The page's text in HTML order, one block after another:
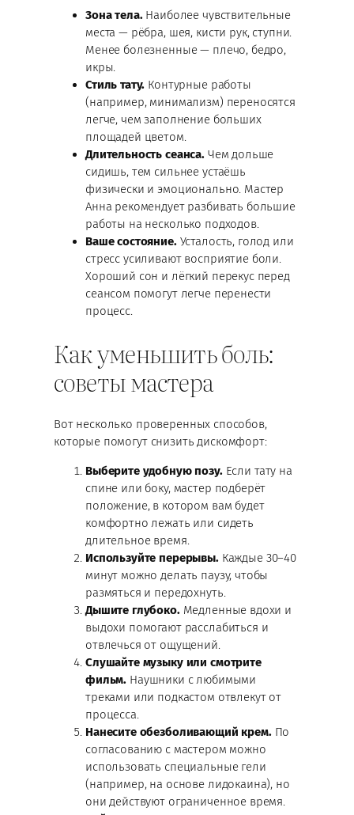
Зона тела.Наиболее чувствительные
места — рёбра, шея, кисти рук, ступни.
Менее болезненные — плечо, бедро,
икры.
Стиль тату. Контурные работы
(например, минимализм) переносятся
легче, чем заполнение больших
площадей цветом.
Длительность сеанса. Чем дольше
сидишь, тем сильнее устаёшь
физически и эмоционально. Мастер
Анна рекомендует разбивать большие
работы на несколько подходов.
Ваше состояние.Усталость, голод или
стресс усиливают восприятие боли.
Хороший сон и лёгкий перекус перед
сеансом помогут легче перенести
процесс.
Как уменьшить боль:
советы мастера
Вот несколько проверенных способов,
которые помогут снизить дискомфорт:
Выберите удобную позу.Если тату на
спине или боку, мастер подберёт
положение, в котором вам будет
комфортно лежать или сидеть
длительное время.
Используйте перерывы.Каждые 30–40
минут можно делать паузу, чтобы
размяться и передохнуть.
Дышите глубоко.Медленные вдохи и
выдохи помогают расслабиться и
отвлечься от ощущений.
Слушайте музыку или смотрите
фильм. Наушники с любимыми
треками или подкастом отвлекут от
процесса.
Нанесите обезболивающий крем.По
согласованию с мастером можно
использовать специальные гели
(например, на основе лидокаина), но
они действуют ограниченное время.